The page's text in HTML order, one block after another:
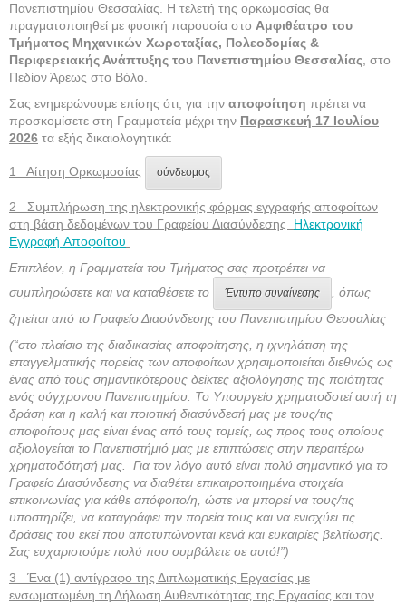
Πανεπιστημίου Θεσσαλίας. Η τελετή της ορκωμοσίας θα
πραγματοποιηθεί με φυσική παρουσία στο Αμφιθέατρο του
Τμήματος Μηχανικών Χωροταξίας, Πολεοδομίας &
Περιφερειακής Ανάπτυξης του Πανεπιστημίου Θεσσαλίας , στο
Πεδίον Άρεως στο Βόλο.
Σας ενημερώνουμε επίσης ότι, για την αποφοίτηση πρέπει να
προσκομίσετε στη Γραμματεία μέχρι την Παρασκευή 17 Ιουλίου
2026 τα εξής δικαιολογητικά:
1 Αίτηση Ορκωμοσίας σύνδεσμος
2 Συμπλήρωση της ηλεκτρονικής φόρμας εγγραφής αποφοίτων
στη βάση δεδομένων του Γραφείου Διασύνδεσης Ηλεκτρονική
Εγγραφή Αποφοίτου
Επιπλέον, η Γραμματεία του Τμήματος σας προτρέπει να
συμπληρώσετε και να καταθέσετε το
Έντυπο συναίνεσης
, όπως
ζητείται από το Γραφείο Διασύνδεσης του Πανεπιστημίου Θεσσαλίας
(“στο πλαίσιο της διαδικασίας αποφοίτησης, η ιχνηλάτιση της
επαγγελματικής πορείας των αποφοίτων χρησιμοποιείται διεθνώς ως
ένας από τους σημαντικότερους δείκτες αξιολόγησης της ποιότητας
ενός σύγχρονου Πανεπιστημίου. Το Υπουργείο χρηματοδοτεί αυτή τη
δράση και η καλή και ποιοτική διασύνδεσή μας με τους/τις
αποφοίτους μας είναι ένας από τους τομείς, ως προς τους οποίους
αξιολογείται το Πανεπιστήμιό μας με επιπτώσεις στην περαιτέρω
χρηματοδότησή μας. Για τον λόγο αυτό είναι πολύ σημαντικό για το
Γραφείο Διασύνδεσης να διαθέτει επικαιροποιημένα στοιχεία
επικοινωνίας για κάθε απόφοιτο/η, ώστε να μπορεί να τους/τις
υποστηρίζει, να καταγράφει την πορεία τους και να ενισχύει τις
δράσεις του εκεί που αποτυπώνονται κενά και ευκαιρίες βελτίωσης.
Σας ευχαριστούμε πολύ που συμβάλετε σε αυτό!”)
3 Ένα (1) αντίγραφο της Διπλωματικής Εργασίας με
ενσωματωμένη τη Δήλωση Αυθεντικότητας της Εργασίας και τον